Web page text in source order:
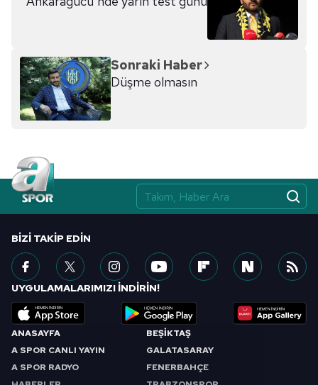
Sonraki Haber
Düşme olmasın
ANASAYFA
A SPOR CANLI YAYIN
A SPOR RADYO
BEŞİKTAŞ
GALATASARAY
FENERBAHÇE
BIZI TAKIP EDIN
UYGULAMALARIMIZI İNDİRİN!